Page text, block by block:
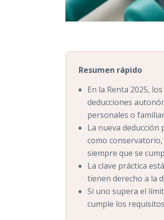
Resumen rápido
En la Renta 2025,
deducciones
personales o
La nueva
como
siempre que se
La clave práctica
tienen derecho a la
Si uno supera el
cumple los